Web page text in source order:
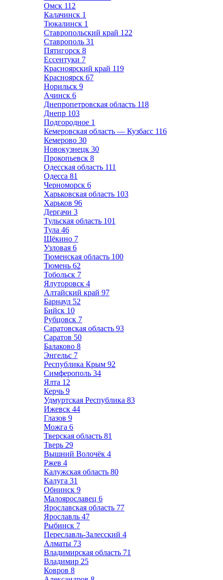
Омск 112
Калачинск 1
Тюкалинск 1
Ставропольский край 122
Ставрополь 31
Пятигорск 8
Ессентуки 7
Красноярский край 119
Красноярск 67
Норильск 9
Ачинск 6
Днепропетровская область 118
Днепр 103
Подгородное 1
Кемеровская область — Кузбасс 116
Кемерово 30
Новокузнецк 30
Прокопьевск 8
Одесская область 111
Одесса 81
Черноморск 6
Харьковская область 103
Харьков 96
Дергачи 3
Тульская область 101
Тула 46
Щёкино 7
Узловая 6
Тюменская область 100
Тюмень 62
Тобольск 7
Ялуторовск 4
Алтайский край 97
Барнаул 52
Бийск 10
Рубцовск 7
Саратовская область 93
Саратов 50
Балаково 8
Энгельс 7
Республика Крым 92
Симферополь 34
Ялта 12
Керчь 9
Удмуртская Республика 83
Ижевск 44
Глазов 9
Можга 6
Тверская область 81
Тверь 29
Вышний Волочёк 4
Ржев 4
Калужская область 80
Калуга 31
Обнинск 9
Малоярославец 6
Ярославская область 77
Ярославль 47
Рыбинск 7
Переславль-Залесский 4
Алматы 73
Владимирская область 71
Владимир 25
Ковров 8